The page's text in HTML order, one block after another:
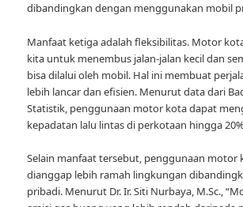
dibandingkan dengan menggunakan mobil
Manfaat ketiga adalah fleksibilitas. Motor
kita untuk menembus jalan-jalan kecil dan
bisa dilalui oleh mobil. Hal ini membuat
lebih lancar dan efisien. Menurut data dari
Statistik, penggunaan motor kota dapat
kepadatan lalu lintas di perkotaan hingga
Selain manfaat tersebut, penggunaan motor
dianggap lebih ramah lingkungan
pribadi. Menurut Dr. Ir. Siti Nurbaya, M.Sc.,